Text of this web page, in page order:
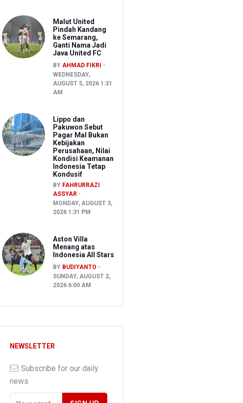
Malut United
Pindah Kandang
ke Semarang,
Ganti Nama Jadi
Java United FC
BY AHMAD FIKRI
WEDNESDAY,
AUGUST 5, 2026 1:31
AM
Lippo dan
Pakuwon Sebut
Pagar Mal Bukan
Kebijakan
Perusahaan, Nilai
Kondisi Keamanan
Indonesia Tetap
Kondusif
BY FAHRURRAZI
ASSYAR
MONDAY, AUGUST 3,
2026 1:31 PM
Aston Villa
Menang atas
Indonesia All Stars
BY BUDIYANTO
SUNDAY, AUGUST 2,
2026 6:00 AM
NEWSLETTER
Subscribe for our daily
news